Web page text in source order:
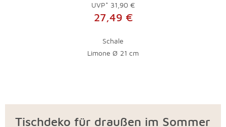
UVP* 31,90 €
27,49 €
Schale
Limone Ø 21 cm
Tischdeko für draußen im Sommer